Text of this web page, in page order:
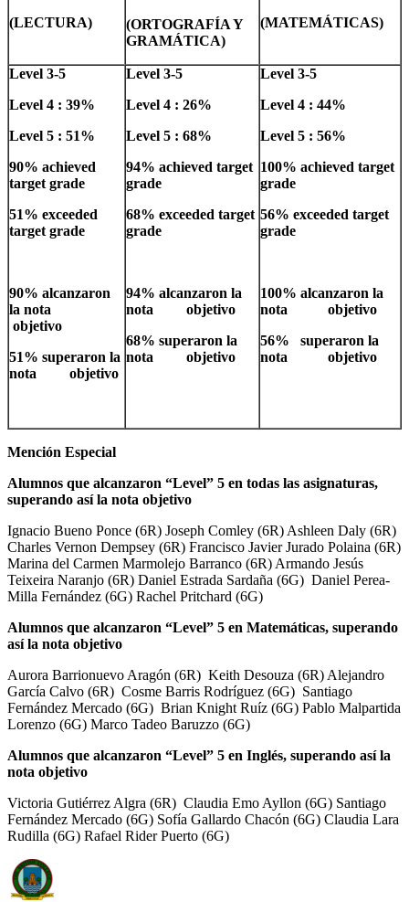
(LECTURA)
(ORTOGRAFÍA Y
GRAMÁTICA)
(MATEMÁTICAS)
Level 3-5
Level 4 : 39%
Level 5 : 51%
90% achieved
target grade
51% exceeded
target grade
90% alcanzaron
la nota
objetivo
51% superaron la
nota objetivo
Level 3-5
Level 4 : 26%
Level 5 : 68%
94% achieved target
grade
68% exceeded target
grade
94% alcanzaron la
nota objetivo
68% superaron la
nota objetivo
Level 3-5
Level 4 : 44%
Level 5 : 56%
100% achieved target
grade
56% exceeded target
grade
100% alcanzaron la
nota objetivo
56% superaron la
nota objetivo
Mención Especial
Alumnos que alcanzaron “Level” 5 en todas las asignaturas,
superando así la nota objetivo
Ignacio Bueno Ponce (6R) Joseph Comley (6R) Ashleen Daly (6R)
Charles Vernon Dempsey (6R) Francisco Javier Jurado Polaina (6R)
Marina del Carmen Marmolejo Barranco (6R) Armando Jesús
Teixeira Naranjo (6R) Daniel Estrada Sardaña (6G) Daniel Perea-
Milla Fernández (6G) Rachel Pritchard (6G)
Alumnos que alcanzaron “Level” 5 en Matemáticas, superando
así la nota objetivo
Aurora Barrionuevo Aragón (6R) Keith Desouza (6R) Alejandro
García Calvo (6R) Cosme Barris Rodríguez (6G) Santiago
Fernández Mercado (6G) Brian Knight Ruíz (6G) Pablo Malpartida
Lorenzo (6G) Marco Tadeo Baruzzo (6G)
Alumnos que alcanzaron “Level” 5 en Inglés, superando así la
nota objetivo
Victoria Gutiérrez Algra (6R) Claudia Emo Ayllon (6G) Santiago
Fernández Mercado (6G) Sofía Gallardo Chacón (6G) Claudia Lara
Rudilla (6G) Rafael Rider Puerto (6G)